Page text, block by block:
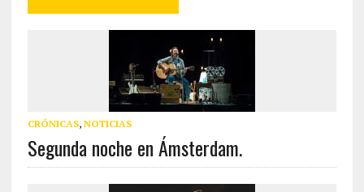
CRÓNICAS, NOTICIAS
Segunda noche en Ámsterdam.